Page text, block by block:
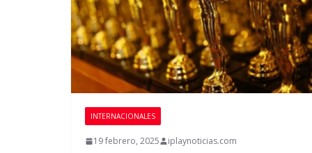
INTERNACIONALES
19 febrero, 2025 iplaynoticias.com